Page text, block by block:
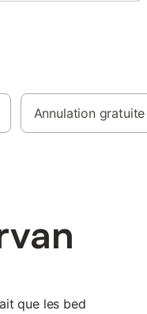
Annulation gratuite
que les bed